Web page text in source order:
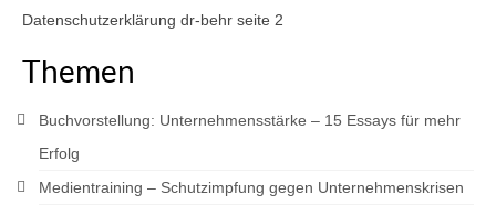
Medientraining
Deutsch
Englisch
Datenschutzerklärung dr-behr seite 2
Themen
Buchvorstellung: Unternehmensstärke – 15 Essays für mehr
Erfolg
Medientraining – Schutzimpfung gegen Unternehmenskrisen